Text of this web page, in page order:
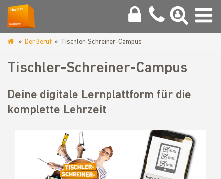
sachsen.de
Der Beruf Tischler-Schreiner-Campus
Tischler-Schreiner-Campus
Deine digitale Lernplattform für die
komplette Lehrzeit